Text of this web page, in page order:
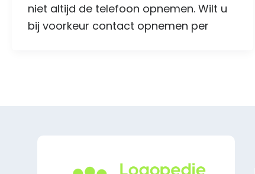
niet altijd de telefoon opnemen. Wilt u
bij voorkeur contact opnemen per